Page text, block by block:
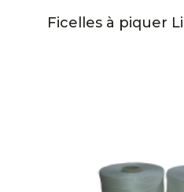
Ficelles à piquer